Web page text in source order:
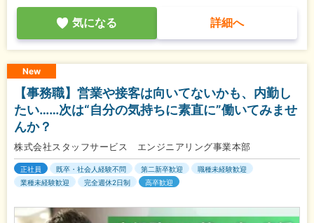
気になる 詳細へ
New
【事務職】営業や接客は向いてないかも、内勤し
たい……次は“自分の気持ちに素直に”働いてみませ
んか？
株式会社スタッフサービス エンジニアリング事業本部
正社員 既卒・社会人経験不問 第二新卒歓迎
職種未経験歓迎
業種未経験歓迎
完全週休2日制 高卒歓迎